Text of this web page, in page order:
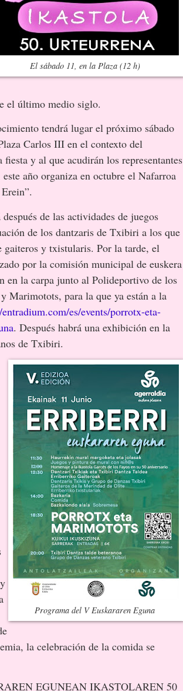
El sábado 11, en la Plaza (12 h)
el último medio siglo.
tendrá lugar el próximo sábado
Carlos III en el contexto del
y al que acudirán los representantes
año organiza en octubre el Nafarroa
de las actividades de juegos
de los dantzaris de Txibiri a los que
gaiteros y txistularis. Por la tarde, el
por la comisión municipal de euskera
en la carpa junto al Polideportivo de los
Marimotots, para la que ya están a la
es/events/porrotx-eta-
. Después habrá una exhibición en la
de Txibiri.
Programa del V Euskararen Eguna
la celebración de la comida se
EGUNEAN IKASTOLAREN 50